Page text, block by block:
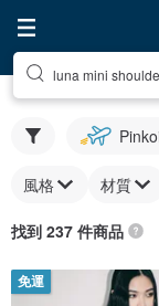
luna mini
風格 材質
找到 237 件商品
免運